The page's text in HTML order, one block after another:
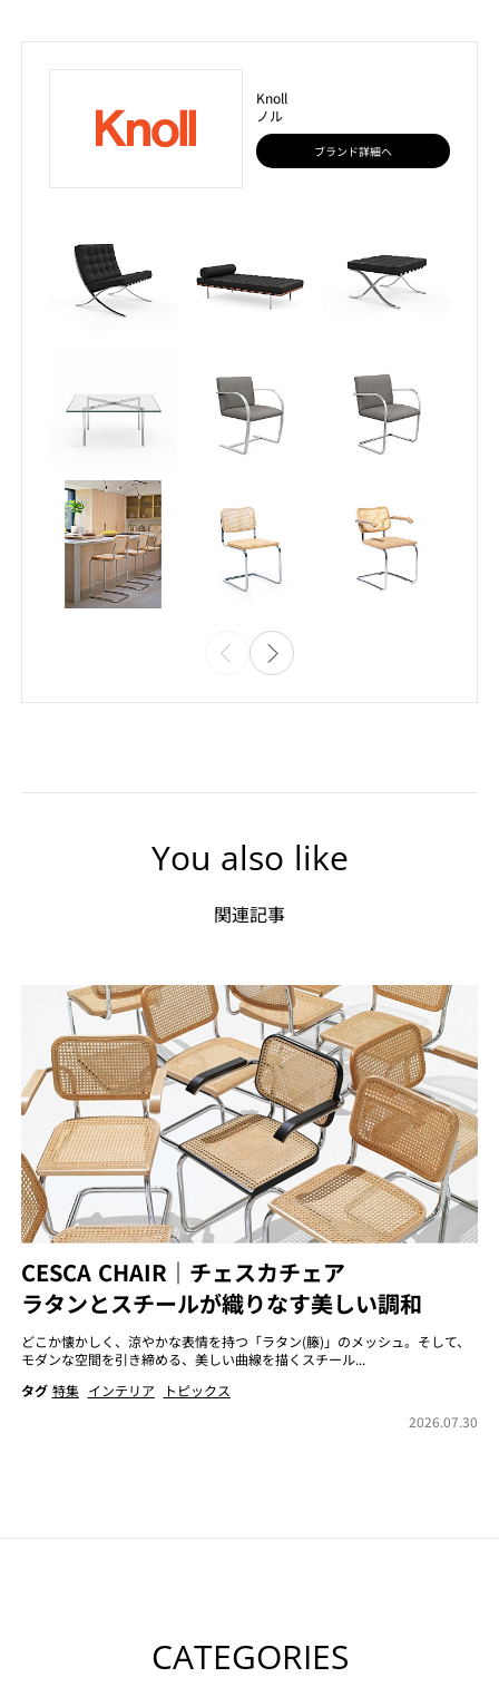
Knoll
ノル
ブランド詳細へ
You also like
関連記事
CESCA CHAIR｜チェスカチェア
ラタンとスチールが織りなす美しい調和
どこか懐かしく、涼やかな表情を持つ「ラタン(籐)」のメッシュ。そして、
モダンな空間を引き締める、美しい曲線を描くスチール...
タグ 特集 インテリア
トピックス
2026.07.30
CATEGORIES